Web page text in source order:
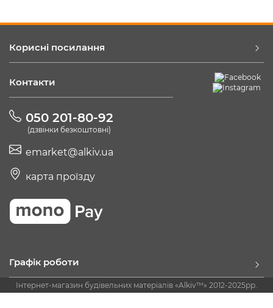
Корисні посилання
Контакти
050 201-80-92
(дзвінки безкоштовні)
emarket@alkiv.ua
карта проїзду
Графік роботи
Інтернет-магазин будівельних матеріалів «Alkiv™» 2012-2025рр.